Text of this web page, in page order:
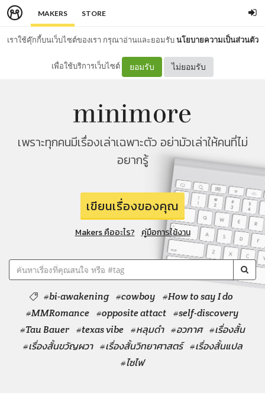
MAKERS STORE
เราใช้คุ๊กกี้บนเว็บไซต์ของเรา กรุณาอ่านและยอมรับนโยบายความเป็นส่วนตัว
เพื่อใช้บริการเว็บไซต์ ยอมรับ ไม่ยอมรับ
เพราะทุกคนมีเรื่องเล่าเฉพาะตัว อย่ามัวเล่าให้คนที่ไม่
อยากรู้
เขียนเรื่องของคุณ
Makers คืออะไร? คู่มือการใช้งาน
#bi-awakening #cowboy
#How to say I do
#MMRomance #opposite attact #self-discovery
#Tau Bauer #texas vibe #หลุมดำ #อวกาศ #เรื่องสั้น
#เรื่องสั้นขวัญผวา #เรื่องสั้นวิทยาศาสตร์ #เรื่องสั้นแปล
#ไซไฟ